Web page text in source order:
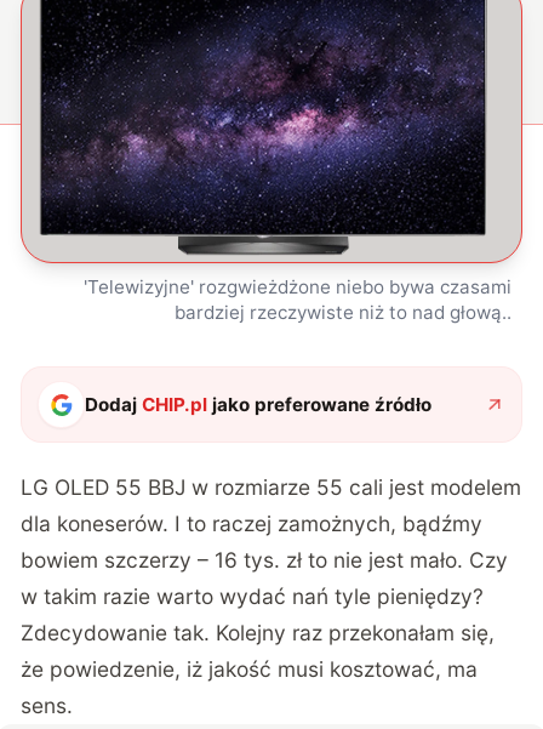
'Telewizyjne' rozgwieżdżone niebo bywa czasami
bardziej rzeczywiste niż to nad głową..
DodajCHIP.pl jako preferowane źródło
LG OLED 55 BBJ w rozmiarze 55 cali jest modelem
dla koneserów. I to raczej zamożnych, bądźmy
bowiem szczerzy – 16 tys. zł to nie jest mało. Czy
w takim razie warto wydać nań tyle pieniędzy?
Zdecydowanie tak. Kolejny raz przekonałam się,
że powiedzenie, iż jakość musi kosztować, ma
sens.